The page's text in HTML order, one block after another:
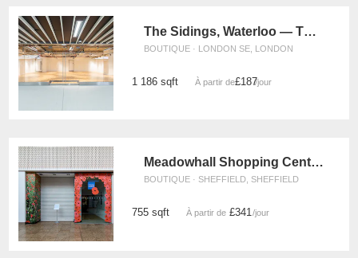
The Sidings, Waterloo — The Large Retail Space (G18)
BOUTIQUE · LONDON SE, LONDON
1 186 sqft À partir de£187/jour
Meadowhall Shopping Centre, Sheffield - The Park Lane Boutique
BOUTIQUE · SHEFFIELD, SHEFFIELD
755 sqft À partir de£341/jour